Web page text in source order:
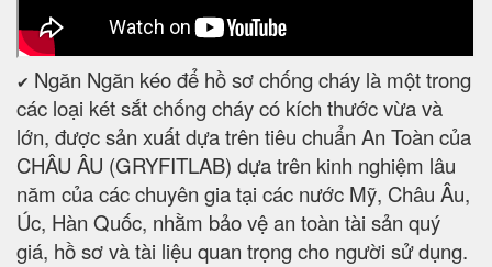
✔ Ngăn Ngăn kéo để hồ sơ chống cháy là một trong
các loại két sắt chống cháy có kích thước vừa và
lớn, được sản xuất dựa trên tiêu chuẩn An Toàn của
CHÂU ÂU (GRYFITLAB) dựa trên kinh nghiệm lâu
năm của các chuyên gia tại các nước Mỹ, Châu Âu,
Úc, Hàn Quốc, nhằm bảo vệ an toàn tài sản quý
giá, hồ sơ và tài liệu quan trọng cho người sử dụng.